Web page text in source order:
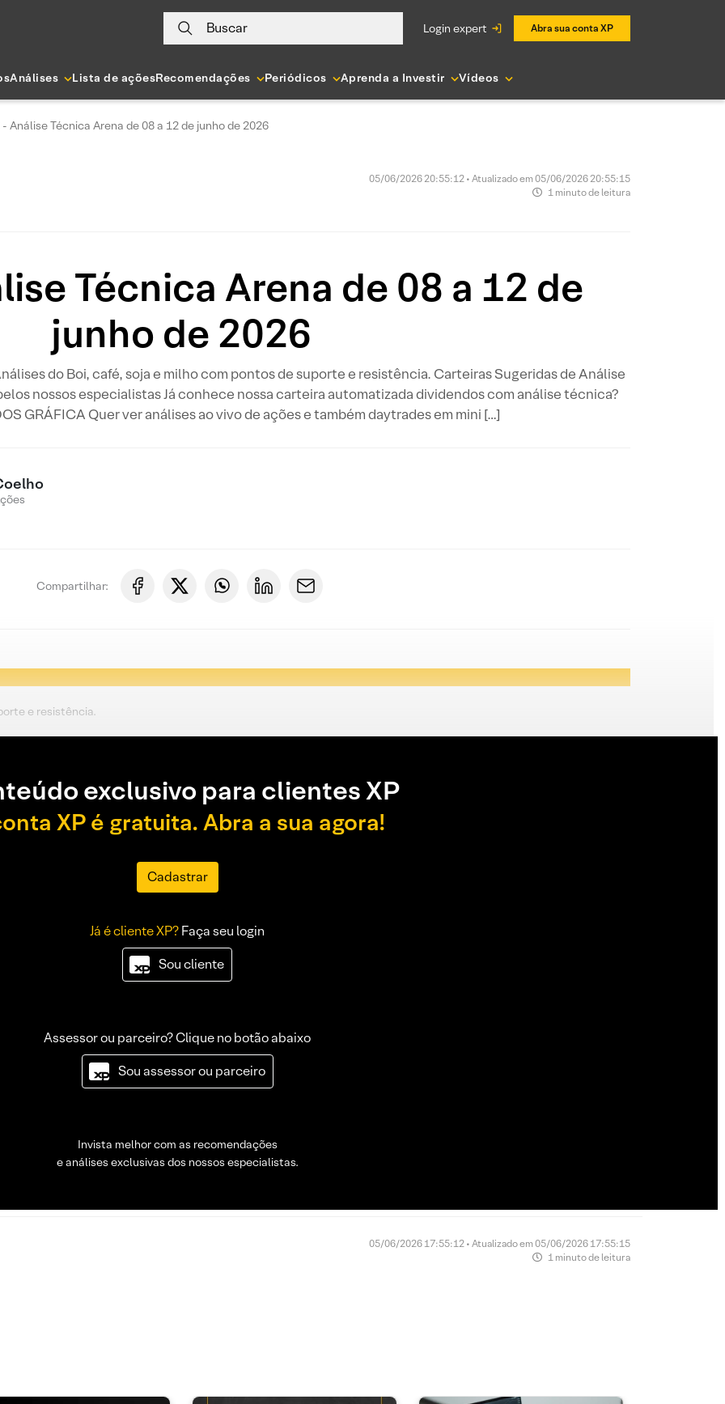
Buscar login expert Abra sua conta XP
Análises Lista de açõesRecomendações Periódicos Aprenda a Investir Vídeos
- Análise Técnica Arena de 08 a 12 de junho de 2026
05/06/2026 20:55:12 • Atualizado em 05/06/2026 20:55:15
1 minuto de leitura
Técnica Arena de 08 a 12 de
junho de 2026
do Boi, café, soja e milho com pontos de suporte e resistência. Carteiras Sugeridas de Análise
nossos especialistas Já conhece nossa carteira automatizada dividendos com análise técnica?
GRÁFICA Quer ver análises ao vivo de ações e também daytrades em mini […]
Compartilhar:
e resistência.
exclusivo para clientes XP
XP é gratuita. Abra a sua agora!
Cadastrar
Já é cliente XP?Faça seu login
Sou cliente
Assessor ou parceiro? Clique no botão abaixo
Sou assessor ou parceiro
Invista melhor com as recomendações
e análises exclusivas dos nossos especialistas.
05/06/2026 17:55:12 • Atualizado em 05/06/2026 17:55:15
1 minuto de leitura